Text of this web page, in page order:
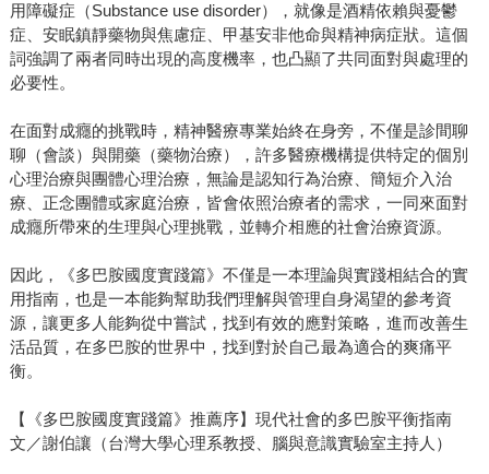
用障礙症（Substance use disorder），就像是酒精依賴與憂鬱
症、安眠鎮靜藥物與焦慮症、甲基安非他命與精神病症狀。這個
詞強調了兩者同時出現的高度機率，也凸顯了共同面對與處理的
必要性。
在面對成癮的挑戰時，精神醫療專業始終在身旁，不僅是診間聊
聊（會談）與開藥（藥物治療），許多醫療機構提供特定的個別
心理治療與團體心理治療，無論是認知行為治療、簡短介入治
療、正念團體或家庭治療，皆會依照治療者的需求，一同來面對
成癮所帶來的生理與心理挑戰，並轉介相應的社會治療資源。
因此，《多巴胺國度實踐篇》不僅是一本理論與實踐相結合的實
用指南，也是一本能夠幫助我們理解與管理自身渴望的參考資
源，讓更多人能夠從中嘗試，找到有效的應對策略，進而改善生
活品質，在多巴胺的世界中，找到對於自己最為適合的爽痛平
衡。
【《多巴胺國度實踐篇》推薦序】現代社會的多巴胺平衡指南
文／謝伯讓（台灣大學心理系教授、腦與意識實驗室主持人）